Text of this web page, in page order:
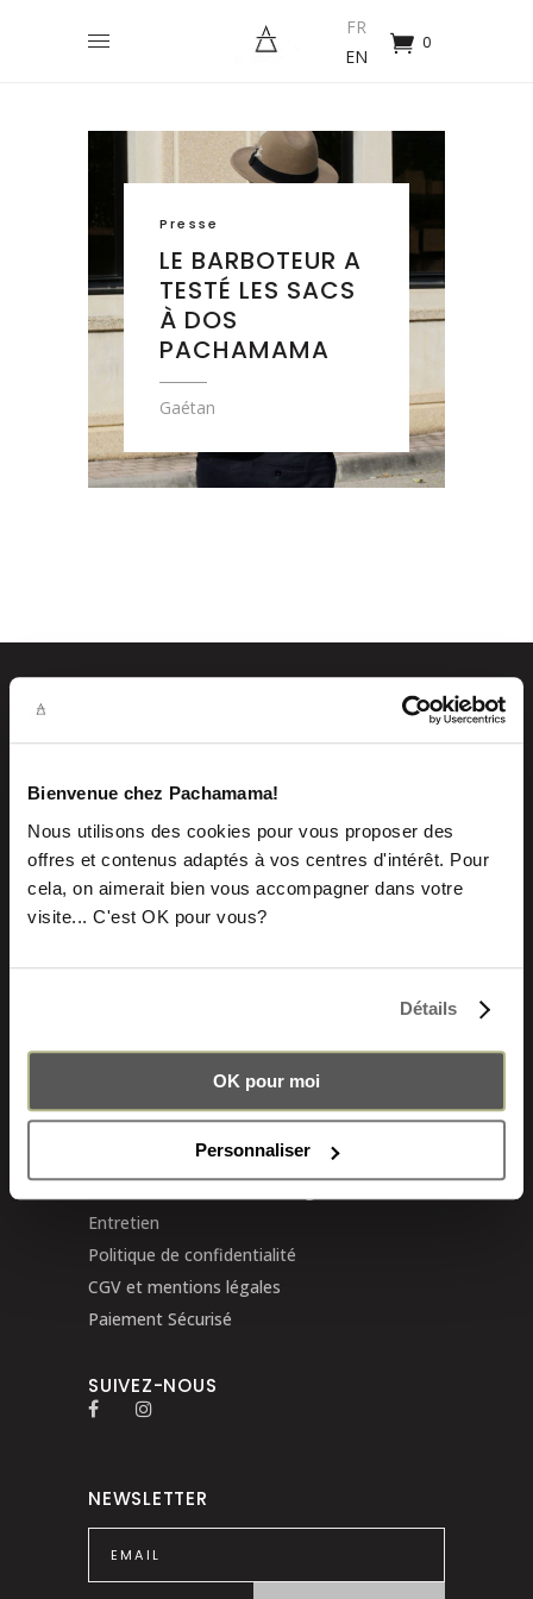
Bienvenue chez Pachamama!
Nous utilisons des cookies pour vous proposer des
offres et contenus adaptés à vos centres d'intérêt. Pour
cela, on aimerait bien vous accompagner dans votre
visite... C'est OK pour vous?
Détails
OK pour moi
Personnaliser
FR
EN
0
Presse
LE BARBOTEUR A
TESTÉ LES SACS
À DOS
PACHAMAMA
Gaétan
SACS À DOS PACHAMAMA
Sac à dos urbain
Fabrication artisanale
Savoir-faire ancestral
Contactez-nous
LIENS UTILES
Entretien
Politique de confidentialité
CGV et mentions légales
Paiement Sécurisé
SUIVEZ-NOUS
NEWSLETTER